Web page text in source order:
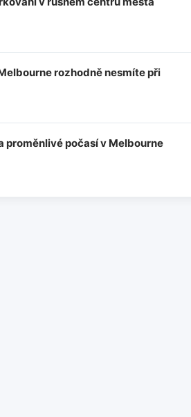
rozhodně nesmíte při
proměnlivé počasí v Melbourne